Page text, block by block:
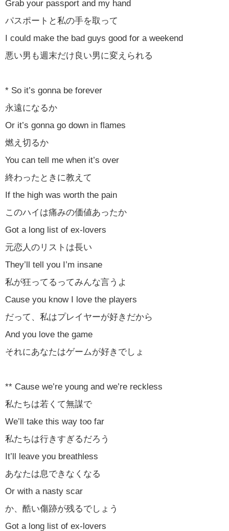
Grab your passport and my hand
パスポートと私の手を取って
I could make the bad guys good for a weekend
悪い男も週末だけ良い男に変えられる
* So it’s gonna be forever
永遠になるか
Or it’s gonna go down in flames
燃え切るか
You can tell me when it’s over
終わったときに教えて
If the high was worth the pain
このハイは痛みの価値あったか
Got a long list of ex-lovers
元恋人のリストは長い
They’ll tell you I’m insane
私が狂ってるってみんな言うよ
Cause you know I love the players
だって、私はプレイヤーが好きだから
And you love the game
それにあなたはゲームが好きでしょ
** Cause we’re young and we’re reckless
私たちは若くて無謀で
We’ll take this way too far
私たちは行きすぎるだろう
It’ll leave you breathless
あなたは息できなくなる
Or with a nasty scar
か、酷い傷跡が残るでしょう
Got a long list of ex-lovers